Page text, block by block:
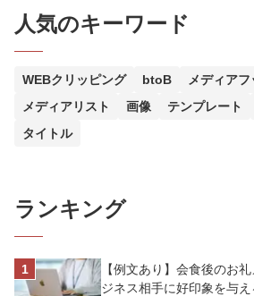
人気のキーワード
WEBクリッピング btoB メディアフ
メディアリスト
画像 テンプレート
タイトル
ランキング
【例文あり】会食後のお
ジネス相手に好印象を与え